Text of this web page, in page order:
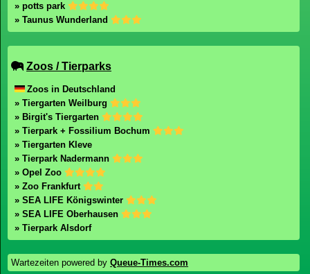
» potts park
» Taunus Wunderland
Zoos / Tierparks
Zoos in Deutschland
» Tiergarten Weilburg
» Birgit's Tiergarten
» Tierpark + Fossilium Bochum
» Tiergarten Kleve
» Tierpark Nadermann
» Opel Zoo
» Zoo Frankfurt
» SEA LIFE Königswinter
» SEA LIFE Oberhausen
» Tierpark Alsdorf
Wartezeiten powered by Queue-Times.com